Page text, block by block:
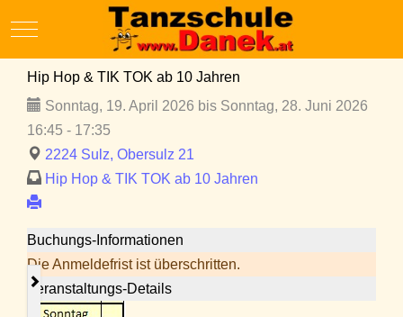
Mobile Menu Toggle
Hip Hop & TIK TOK ab 10 Jahren
Sonntag, 19. April 2026 bis Sonntag, 28. Juni 2026
16:45 - 17:35
2224 Sulz, Obersulz 21
Hip Hop & TIK TOK ab 10 Jahren
Buchungs-Informationen
Die Anmeldefrist ist überschritten.
Veranstaltungs-Details